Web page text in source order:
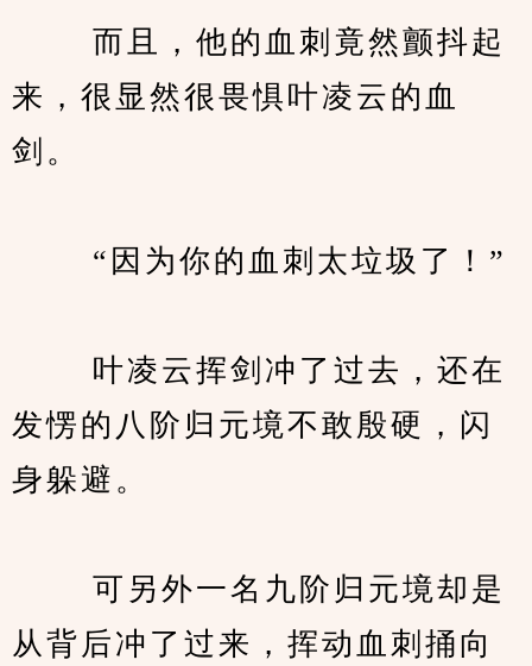
而且，他的血刺竟然颤抖起
来，很显然很畏惧叶凌云的血
剑。
“因为你的血刺太垃圾了！”
叶凌云挥剑冲了过去，还在
发愣的八阶归元境不敢殷硬，闪
身躲避。
可另外一名九阶归元境却是
从背后冲了过来，挥动血刺捅向